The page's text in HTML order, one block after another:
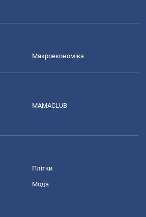
Макроекономіка
MAMACLUB
Плітки
Мода